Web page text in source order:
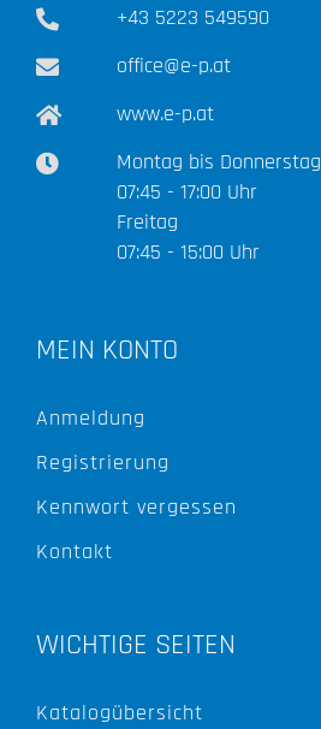
+43 5223 549590
office@e-p.at
www.e-p.at
Montag bis Donnerstag
07:45 - 17:00 Uhr
Freitag
07:45 - 15:00 Uhr
MEIN KONTO
Anmeldung
Registrierung
Kennwort vergessen
Kontakt
WICHTIGE SEITEN
Katalogübersicht